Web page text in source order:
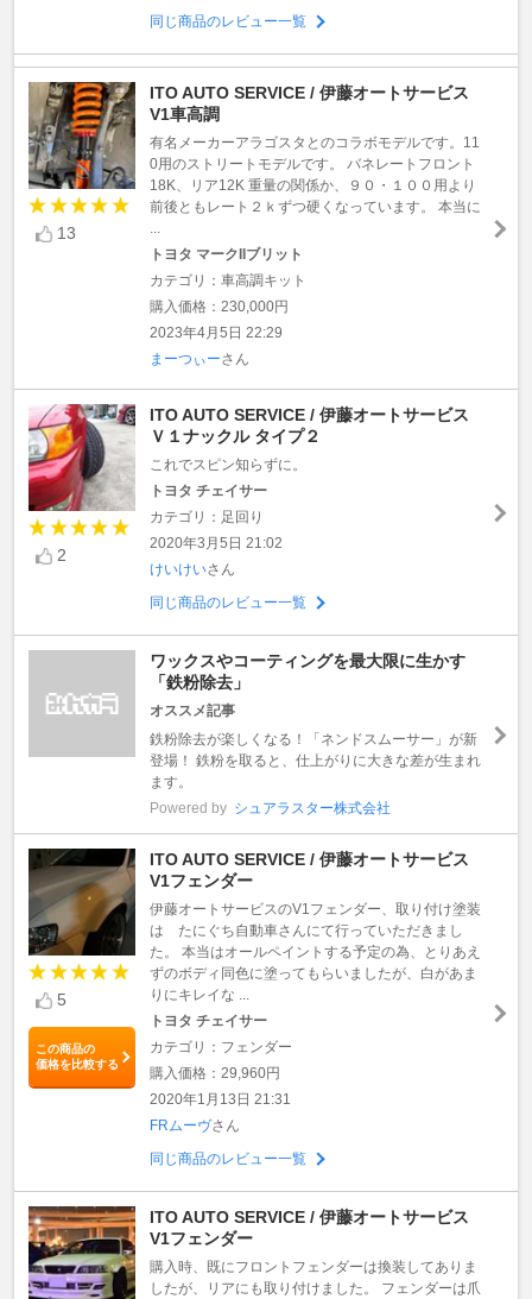
同じ商品のレビュー一覧
13
ITO AUTO SERVICE / 伊藤オートサービス
V1車高調
有名メーカーアラゴスタとのコラボモデルです。11
0用のストリートモデルです。 バネレートフロント
18K、リア12K 重量の関係か、９０・１００用より
前後ともレート２ｋずつ硬くなっています。 本当に
...
トヨタ マークIIブリット
カテゴリ：車高調キット
購入価格：230,000円
2023年4月5日 22:29
まーつぃーさん
2
ITO AUTO SERVICE / 伊藤オートサービス
Ｖ１ナックル タイプ２
これでスピン知らずに。
トヨタ チェイサー
カテゴリ：足回り
2020年3月5日 21:02
けいけいさん
同じ商品のレビュー一覧
ワックスやコーティングを最大限に生かす
「鉄粉除去」
オススメ記事
鉄粉除去が楽しくなる！「ネンドスムーサー」が新
登場！ 鉄粉を取ると、仕上がりに大きな差が生まれ
ます。
Powered by シュアラスター株式会社
5
この商品の
価格を比較する
ITO AUTO SERVICE / 伊藤オートサービス
V1フェンダー
伊藤オートサービスのV1フェンダー、取り付け塗装
は たにぐち自動車さんにて行っていただきまし
た。 本当はオールペイントする予定の為、とりあえ
ずのボディ同色に塗ってもらいましたが、白があま
りにキレイな ...
トヨタ チェイサー
カテゴリ：フェンダー
購入価格：29,960円
2020年1月13日 21:31
FRムーヴさん
同じ商品のレビュー一覧
ITO AUTO SERVICE / 伊藤オートサービス
V1フェンダー
購入時、既にフロントフェンダーは換装してありま
したが、リアにも取り付けました。 フェンダーは爪